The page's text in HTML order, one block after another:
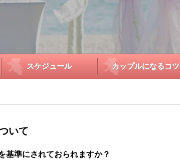
スケジュール カップルになるコツ
いて
基準にされておられますか？